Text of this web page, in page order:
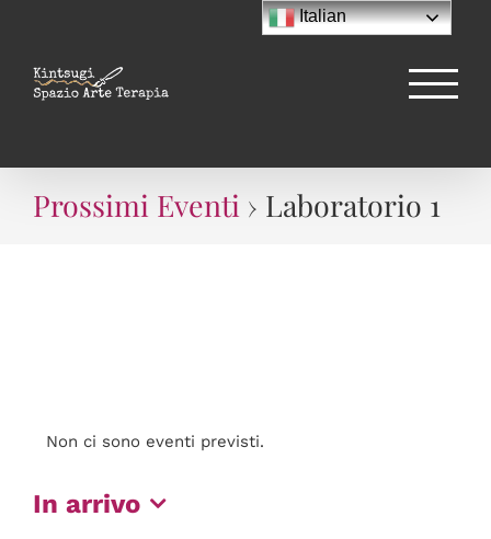
Prossimi Eventi › Laboratorio 1
Non ci sono eventi previsti.
In arrivo
Italian